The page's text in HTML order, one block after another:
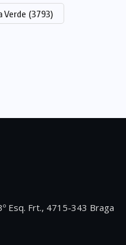
Verde (3793)
Esq. Frt., 4715-343 Braga